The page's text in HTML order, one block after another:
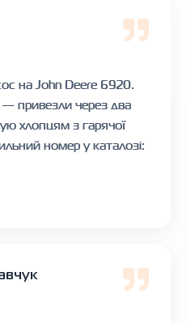
на John Deere 6920.
привезли через два
хлопцям з гарячої
номер у каталозі: